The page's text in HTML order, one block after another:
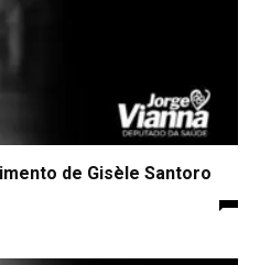
de Gisèle Santoro